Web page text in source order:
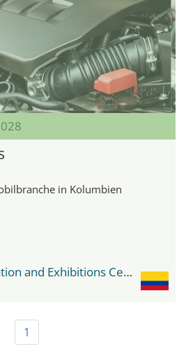
in Kolumbien
Plaza Mayor Convention and Exhibitions Center
1